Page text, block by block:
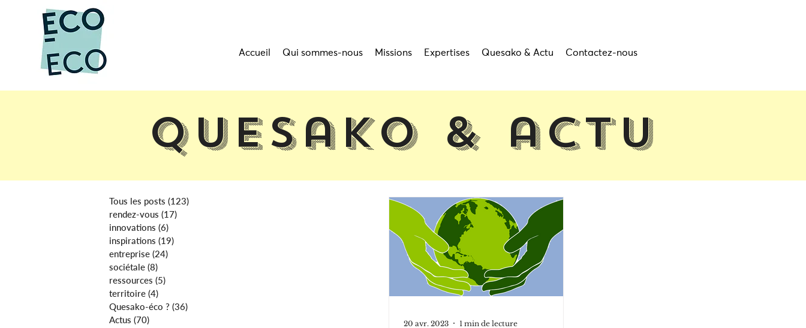
Accueil Qui sommes-nous Missions Expertises Quesako & Actu Contactez-nous
Quesako & actu
Tous les posts (123)
rendez-vous (17)
innovations (6)
inspirations (19)
entreprise (24)
sociétale (8)
ressources (5)
territoire (4)
Quesako-éco ? (36)
Actus (70) 20 avr. 2023 1 min de lecture